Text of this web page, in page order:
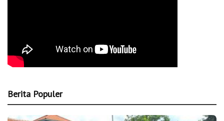
Berita Populer